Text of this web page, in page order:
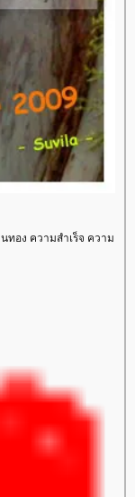
ทอง ความสำเร็จ ความ